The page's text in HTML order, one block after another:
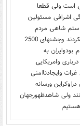
است ولی قطعا
اشرافی مسئولین
ستم شاهی مردم
درحلبی ابادهاحتی درپایتخت زندگی میکردند وجشنهای 2500
به
وامریکایی
وایجادناامنی
ورسانه
ولی شاهدظهورجهان